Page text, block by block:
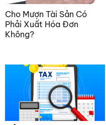
Cho Mượn Tài Sản Có
Phải Xuất Hóa Đơn
Không?